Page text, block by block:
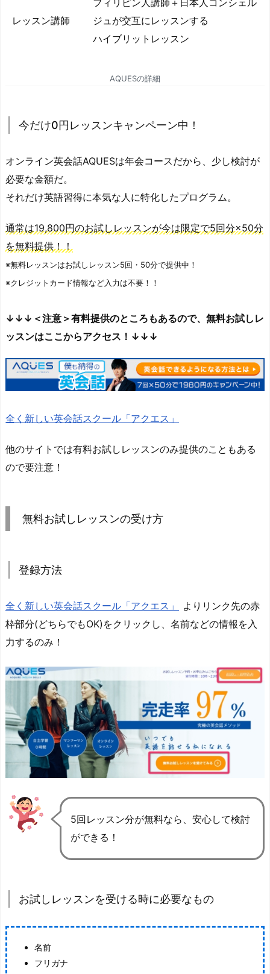
レッスン講師
フィリピン人講師＋日本人コンシェル
ジュが交互にレッスンする
ハイブリットレッスン
AQUESの詳細
今だけ0円レッスンキャンペーン中！
オンライン英会話AQUESは年会コースだから、少し検討が
必要な金額だ。
それだけ英語習得に本気な人に特化したプログラム。
通常は19,800円のお試しレッスンが今は限定で5回分×50分
を無料提供！！
※無料レッスンはお試しレッスン5回・50分で提供中！
※クレジットカード情報など入力は不要！！
↓↓↓＜注意＞有料提供のところもあるので、無料お試しレ
ッスンはここからアクセス！↓↓↓
全く新しい英会話スクール「アクエス」
他のサイトでは有料お試しレッスンのみ提供のこともある
ので要注意！
無料お試しレッスンの受け方
登録方法
全く新しい英会話スクール「アクエス」
よりリンク先の赤
枠部分(どちらでもOK)をクリックし、名前などの情報を入
力するのみ！
5回レッスン分が無料なら、安心して検討
ができる！
お試しレッスンを受ける時に必要なもの
名前
フリガナ